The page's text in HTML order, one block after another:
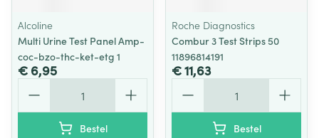
Alcoline
Multi Urine Test Panel Amp-
coc-bzo-thc-ket-etg 1
€ 6,95
Bestel
Roche Diagnostics
Combur 3 Test Strips 50
11896814191
€ 11,63
Bestel